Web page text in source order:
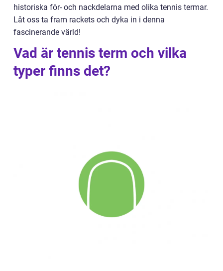
historiska för- och nackdelarna med olika tennis termar.
Låt oss ta fram rackets och dyka in i denna
fascinerande värld!
Vad är tennis term och vilka
typer finns det?